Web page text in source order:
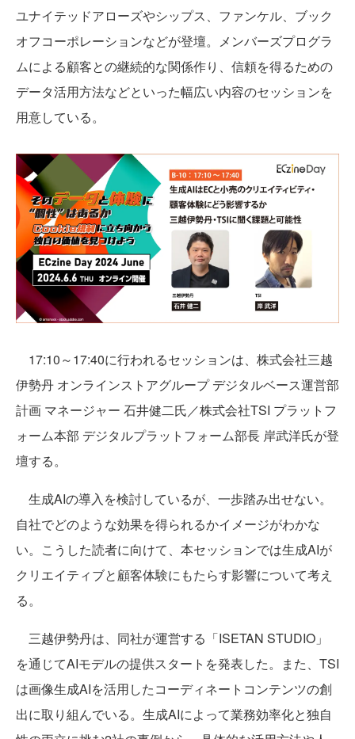
ユナイテッドアローズやシップス、ファンケル、ブック
オフコーポレーションなどが登壇。メンバーズプログラ
ムによる顧客との継続的な関係作り、信頼を得るための
データ活用方法などといった幅広い内容のセッションを
用意している。
17:10～17:40に行われるセッションは、株式会社三越
伊勢丹 オンラインストアグループ デジタルベース運営部
計画 マネージャー 石井健二氏／株式会社TSI プラットフ
ォーム本部 デジタルプラットフォーム部長 岸武洋氏が登
壇する。
生成AIの導入を検討しているが、一歩踏み出せない。
自社でどのような効果を得られるかイメージがわかな
い。こうした読者に向けて、本セッションでは生成AIが
クリエイティブと顧客体験にもたらす影響について考え
る。
三越伊勢丹は、同社が運営する「ISETAN STUDIO」
を通じてAIモデルの提供スタートを発表した。また、TSI
は画像生成AIを活用したコーディネートコンテンツの創
出に取り組んでいる。生成AIによって業務効率化と独自